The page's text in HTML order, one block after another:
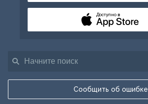
Сообщить об ошибке
Доступно в